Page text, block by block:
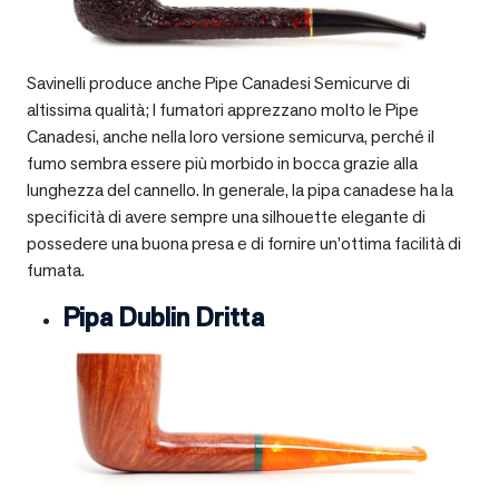
Savinelli produce anche Pipe Canadesi Semicurve di
altissima qualità; I fumatori apprezzano molto le Pipe
Canadesi, anche nella loro versione semicurva, perché il
fumo sembra essere più morbido in bocca grazie alla
lunghezza del cannello. In generale, la pipa canadese ha la
specificità di avere sempre una silhouette elegante di
possedere una buona presa e di fornire un’ottima facilità di
fumata.
Pipa Dublin Dritta